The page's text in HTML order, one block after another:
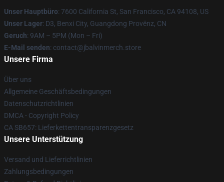
Unser Hauptbüro: 7600 California St, San Francisco, CA 94108, US
Unser Lager: D3, Benxi City, Guangdong Provënz, CN
Geruch: 9AM – 5PM (Mon – Fri)
E-Mail senden: contact@jbalvinmerch.store
Unsere Firma
Über uns
Allgemeine Geschäftsbedingungen
Datenschutzrichtlinien
DMCA - Copyright Policy
CA SB657: Lieferkettentransparenzgesetz
Unsere Unterstützung
Versand und Lieferrichtlinien
Zahlungsbedingungen